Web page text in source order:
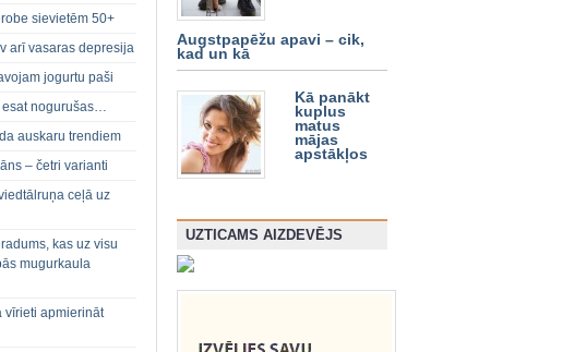
sievietēm 50+
arī vasaras depresija
jogurtu paši
esat nogurušas…
auskaru trendiem
– četri varianti
ceļā uz
kas uz visu
mugurkaula
vīrieti apmierināt
Augstpapēžu apavi – cik,
kad un kā
Kā panākt
kuplus
matus
mājas
apstākļos
UZTICAMS AIZDEVĒJS